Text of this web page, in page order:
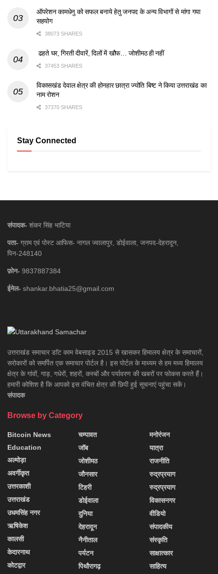
ऑपरेशन कामधेनु को सफल बनाये हेतु जनपद के अन्य विभागों से मांगा गया
सहयोग
38073 SHARES
ढहते घर, गिरती दीवारें, दिलों में खौफ… जोशीमठ ही नहीं
37453 SHARES
विकासखंड देवाल क्षेत्र की होनहार छात्रा ज्योति बिष्ट ने किया उत्तराखंड का
नाम रोशन
37370 SHARES
Stay Connected
संपादक- शंकर सिंह भाटिया
पता- ग्राम एवं पोस्ट आफिस- नागल ज्वालापुर, डोईवाला, जनपद-देहरादून,
पिन-248140
फ़ोन- 9837887384
ईमेल- shankar.bhatia25@gmail.com
उत्तराखंड समाचार डाॅट काम वेबसाइड 2015 से खासकर हिमालय क्षेत्र के समाचारों,
सरोकारों को समर्पित एक समाचार पोर्टल है। इस पोर्टल के माध्यम से हम मध्य हिमालय
क्षेत्र के गांवों, गाड़, गधेरों, शहरों, कस्बों और पर्यावरण की खबरों पर फोकस करते हैं।
हमारी कोशिश है कि आपको इस वंचित क्षेत्र की छिपी हुई सूचनाएं पहुंचा सकें।
संपादक
Browse by Category
Bitcoin News
Education
अल्मोड़ा
अवर्गीकृत
उत्तरकाशी
उत्तराखंड
उधमसिंह नगर
ऋषिकेश
कालसी
केदारनाथ
कोटद्वार
चम्पावत
जॉब
जोशीमठ
जौनसार
टिहरी
डोईवाला
दुनिया
देहरादून
नैनीताल
पर्यटन
पिथौरागढ़
मनोरंजन
यात्रा
राजनीति
रुद्रप्रयाग
रुद्रप्रयाग
विकासनगर
वीडियो
संपादकीय
संस्कृति
साक्षात्कार
साहित्य